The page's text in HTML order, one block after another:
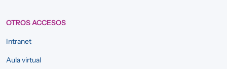
OTROS ACCESOS
Intranet
Aula virtual